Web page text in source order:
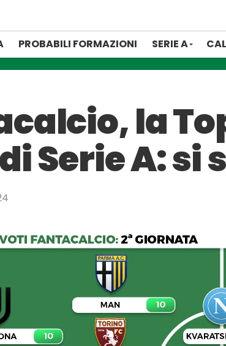
PROBABILI FORMAZIONI SERIE A
la
Serie A: si